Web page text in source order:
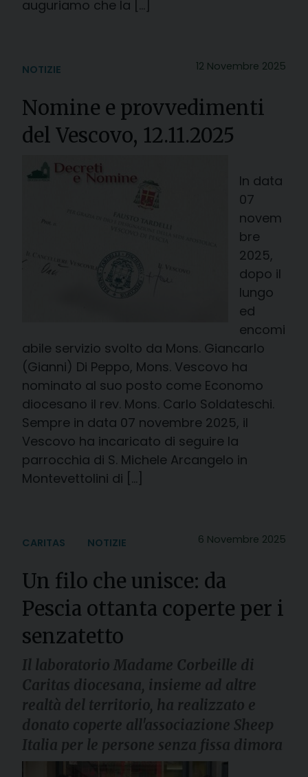
auguriamo che la […]
12 Novembre 2025
NOTIZIE
Nomine e provvedimenti
del Vescovo, 12.11.2025
In data
07
novem
bre
2025,
dopo il
lungo
ed
encomi
abile servizio svolto da Mons. Giancarlo
(Gianni) Di Peppo, Mons. Vescovo ha
nominato al suo posto come Economo
diocesano il rev. Mons. Carlo Soldateschi.
Sempre in data 07 novembre 2025, il
Vescovo ha incaricato di seguire la
parrocchia di S. Michele Arcangelo in
Montevettolini di […]
6 Novembre 2025
CARITAS NOTIZIE
Un filo che unisce: da
Pescia ottanta coperte per i
senzatetto
Il laboratorio Madame Corbeille di
Caritas diocesana, insieme ad altre
realtà del territorio, ha realizzato e
donato coperte all'associazione Sheep
Italia per le persone senza fissa dimora